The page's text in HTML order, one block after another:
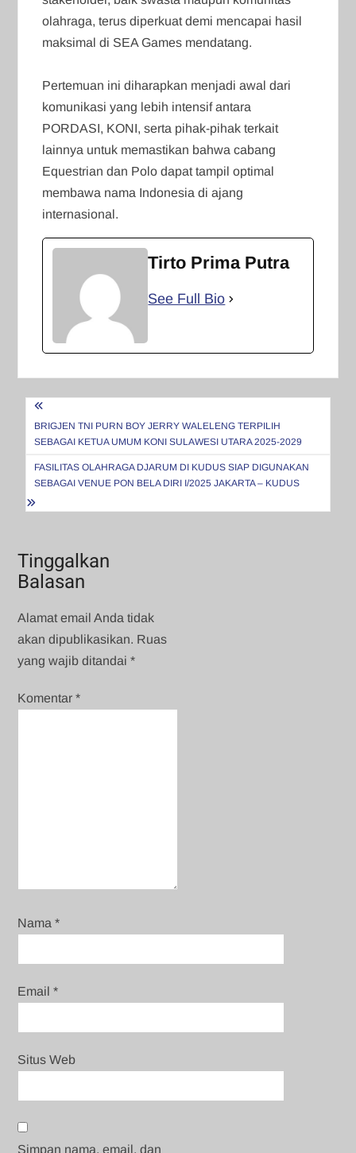
olahraga, terus diperkuat demi mencapai hasil
maksimal di SEA Games mendatang.
‎Pertemuan ini diharapkan menjadi awal dari
komunikasi yang lebih intensif antara
PORDASI, KONI, serta pihak-pihak terkait
lainnya untuk memastikan bahwa cabang
Equestrian dan Polo dapat tampil optimal
membawa nama Indonesia di ajang
internasional.
Tirto Prima Putra
See Full Bio
Navigasi
pos
BRIGJEN TNI PURN BOY JERRY WALELENG TERPILIH
SEBAGAI KETUA UMUM KONI SULAWESI UTARA 2025-2029
FASILITAS OLAHRAGA DJARUM DI KUDUS SIAP DIGUNAKAN
SEBAGAI VENUE PON BELA DIRI I/2025 JAKARTA – KUDUS
Tinggalkan
Balasan
Alamat email Anda tidak
akan dipublikasikan. Ruas
yang wajib ditandai*
Komentar*
Nama*
Email*
Situs Web
Simpan nama, email, dan